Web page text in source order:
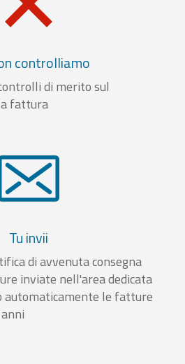
controlliamo
di merito sul
fattura
Tu invii
di avvenuta consegna
inviate nell'area dedicata
automaticamente le fatture